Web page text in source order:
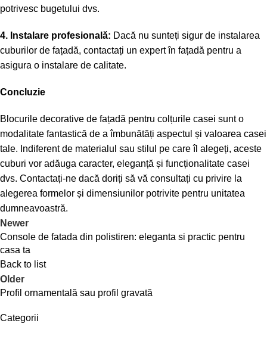
potrivesc bugetului dvs.
4. Instalare profesională: Dacă nu sunteți sigur de instalarea
cuburilor de fațadă, contactați un expert în fațadă pentru a
asigura o instalare de calitate.
Concluzie
Blocurile decorative de fațadă pentru colțurile casei sunt o
modalitate fantastică de a îmbunătăți aspectul și valoarea casei
tale. Indiferent de materialul sau stilul pe care îl alegeți, aceste
cuburi vor adăuga caracter, eleganță și funcționalitate casei
dvs. Contactați-ne dacă doriți să vă consultați cu privire la
alegerea formelor și dimensiunilor potrivite pentru unitatea
dumneavoastră.
Newer
Console de fatada din polistiren: eleganta si practic pentru
casa ta
Back to list
Older
Profil ornamentală sau profil gravată
Categorii